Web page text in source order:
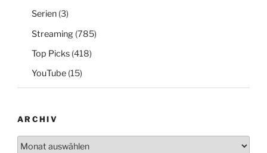
Serien(3)
Streaming(785)
Top Picks(418)
YouTube(15)
ARCHIV
Archiv